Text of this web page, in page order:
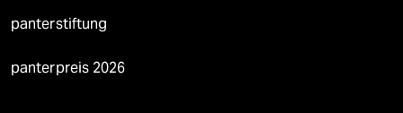
panterstiftung
panterpreis 2026